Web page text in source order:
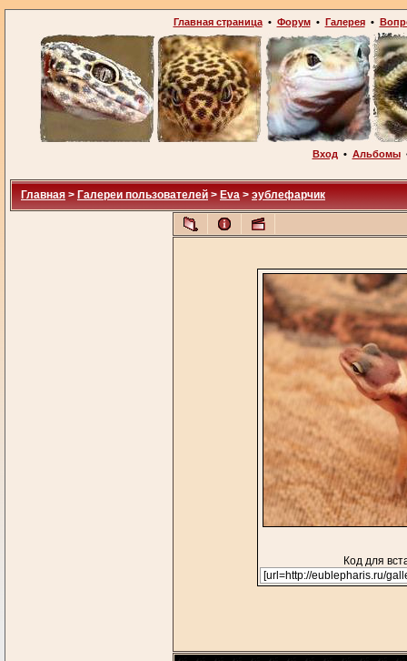
Главная страница• Форум• Галерея•
Вход • Альбомы
Главная > Галереи пользователей > Eva > эублефарчик
Код для